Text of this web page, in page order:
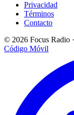
Privacidad
Términos
Contacto
© 2026 Focus Radio
Código Móvil